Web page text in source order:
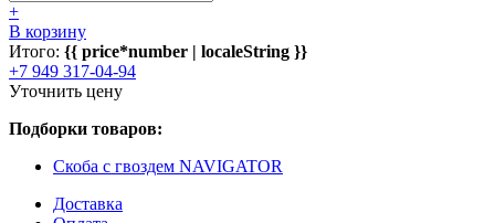
+
В корзину
Итого: {{ price*number | localeString }}
+7 949 317-04-94
Уточнить цену
Подборки товаров:
Скоба с гвоздем NAVIGATOR
Доставка